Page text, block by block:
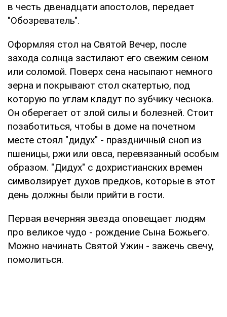
в честь двенадцати апостолов, передает
"Обозреватель".
Оформляя стол на Святой Вечер, после
захода солнца застилают его свежим сеном
или соломой. Поверх сена насыпают немного
зерна и покрывают стол скатертью, под
которую по углам кладут по зубчику чеснока.
Он оберегает от злой силы и болезней. Стоит
позаботиться, чтобы в доме на почетном
месте стоял "дидух" - праздничный сноп из
пшеницы, ржи или овса, перевязанный особым
образом. "Дидух" с дохристианских времен
символзирует духов предков, которые в этот
день должны были прийти в гости.
Первая вечерняя звезда оповещает людям
про великое чудо - рождение Сына Божьего.
Можно начинать Святой Ужин - зажечь свечу,
помолиться.